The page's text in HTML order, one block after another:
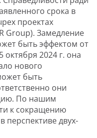
срока в
проектах
Group). Замедление
быть эффектом от
октября 2024 г. она
нового
быть
они
По нашим
к сокращению
перспективе двух-